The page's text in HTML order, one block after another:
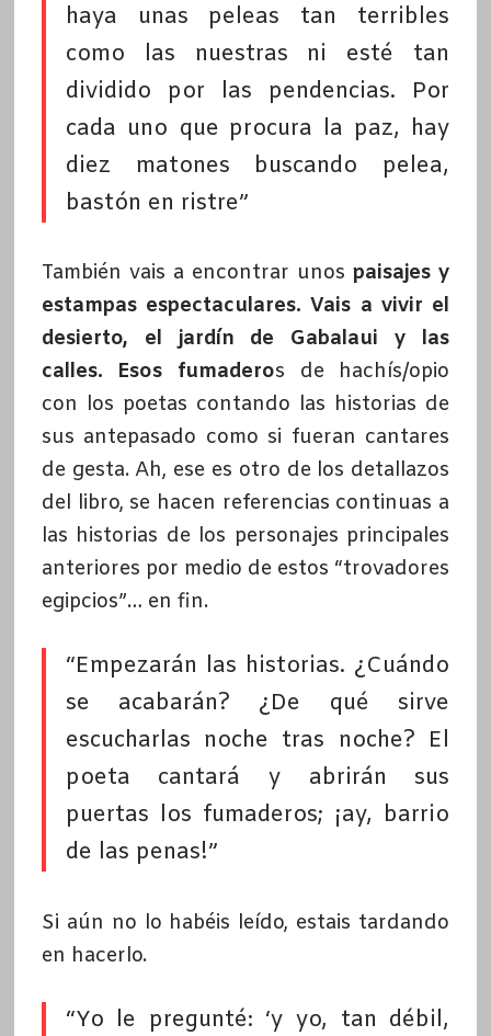
haya unas peleas tan terribles
como las nuestras ni esté tan
dividido por las pendencias. Por
cada uno que procura la paz, hay
diez matones buscando pelea,
bastón en ristre”
También vais a encontrar unos paisajes y
estampas espectaculares. Vais a vivir el
desierto, el jardín de Gabalaui y las
calles. Esos fumaderos de hachís/opio
con los poetas contando las historias de
sus antepasado como si fueran cantares
de gesta. Ah, ese es otro de los detallazos
del libro, se hacen referencias continuas a
las historias de los personajes principales
anteriores por medio de estos “trovadores
egipcios”… en fin.
“Empezarán las historias. ¿Cuándo
se acabarán? ¿De qué sirve
escucharlas noche tras noche? El
poeta cantará y abrirán sus
puertas los fumaderos; ¡ay, barrio
de las penas!”
Si aún no lo habéis leído, estais tardando
en hacerlo.
“Yo le pregunté: ‘y yo, tan débil,